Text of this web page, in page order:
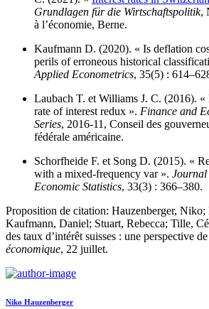
Grundlagen für die Wirtschaftspolitik,
à l’économie, Berne.
Kaufmann D. (2020). « Is deflation
perils of erroneous historical
Applied Econometrics, 35(5) :
Laubach T. et Williams J. C. (2016). «
rate of interest redux ». Finance and
Series, 2016-11, Conseil des
fédérale américaine.
Schorfheide F. et Song D. (2015). «
with a mixed-frequency var ». Journal
Economic Statistics, 33(3) : 366–380.
Proposition de citation: Hauzenberger,
Kaufmann, Daniel; Stuart, Rebecca; Tille,
des taux d’intérêt suisses : une perspective
économique, 22 juillet.
Niko Hauzenberger